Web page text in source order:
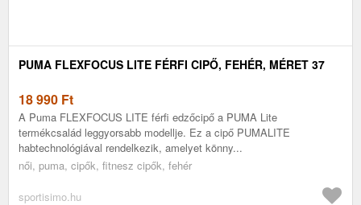
PUMA FLEXFOCUS LITE FÉRFI CIPŐ, FEHÉR, MÉRET 37
18 990 Ft
A Puma FLEXFOCUS LITE férfi edzőcipő a PUMA Lite
termékcsalád leggyorsabb modellje. Ez a cipő PUMALITE
habtechnológiával rendelkezik, amelyet könny...
női, puma, cipők, fitnesz cipők, fehér
sportisimo.hu